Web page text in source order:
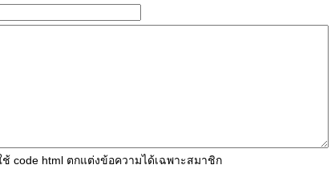
ช้ code html ตกแต่งข้อความได้เฉพาะสมาชิก